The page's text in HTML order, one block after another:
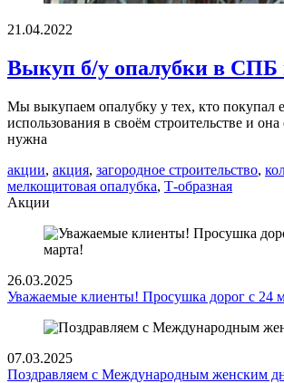
21.04.2022
Выкуп б/у опалубки в
Мы выкупаем опалубку у тех, кто покупал
использования в своём строительстве и
нужна
акции, акция, загородное строительство,
мелкощитовая опалубка, Т-образная
Акции
26.03.2025
Уважаемые клиенты! Просушка дорог с 24
07.03.2025
Поздравляем с Международным женским